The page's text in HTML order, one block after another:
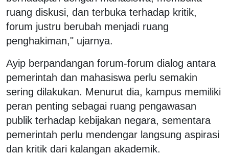
ruang diskusi, dan terbuka terhadap kritik,
forum justru berubah menjadi ruang
penghakiman," ujarnya.
Ayip berpandangan forum-forum dialog antara
pemerintah dan mahasiswa perlu semakin
sering dilakukan. Menurut dia, kampus memiliki
peran penting sebagai ruang pengawasan
publik terhadap kebijakan negara, sementara
pemerintah perlu mendengar langsung aspirasi
dan kritik dari kalangan akademik.